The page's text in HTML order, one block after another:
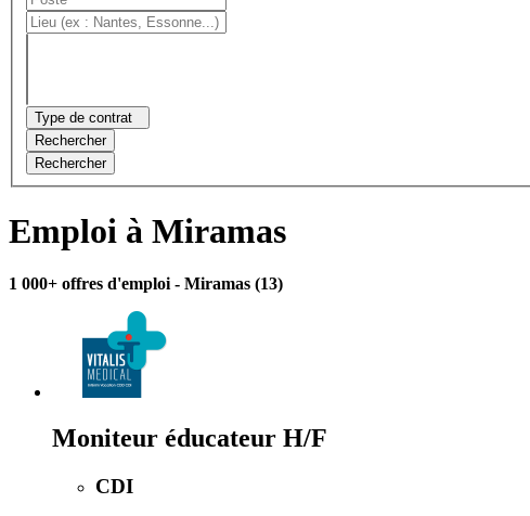
Type de contrat
Rechercher
Rechercher
Emploi à Miramas
1 000+ offres d'emploi - Miramas (13)
Moniteur éducateur H/F
CDI